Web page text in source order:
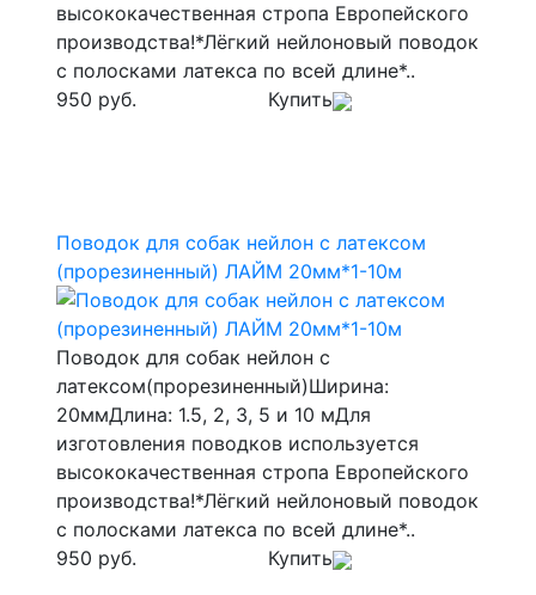
высококачественная стропа Европейского
производства!*Лёгкий нейлоновый поводок
с полосками латекса по всей длине*..
950 руб.
Купить
Поводок для собак нейлон с латексом
(прорезиненный) ЛАЙМ 20мм*1-10м
Поводок для собак нейлон с
латексом(прорезиненный)Ширина:
20ммДлина: 1.5, 2, 3, 5 и 10 мДля
изготовления поводков используется
высококачественная стропа Европейского
производства!*Лёгкий нейлоновый поводок
с полосками латекса по всей длине*..
950 руб.
Купить